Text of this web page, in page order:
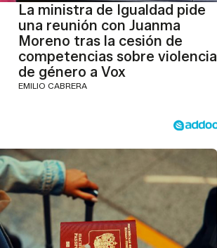
La ministra de Igualdad pide
una reunión con Juanma
Moreno tras la cesión de
competencias sobre violencia
de género a Vox
EMILIO CABRERA